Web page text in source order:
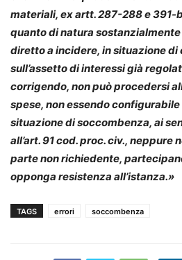
materiali, ex artt. 287-288 e 391-
quanto di natura
diretto a incidere, in situazione
sull’assetto di interessi già
corrigendo, non può procedersi
spese, non essendo configurabile
situazione di soccombenza, ai
all’art. 91 cod. proc. civ., neppure
parte non richiedente,
opponga resistenza all’istanza.»
TAGS errori soccombenza